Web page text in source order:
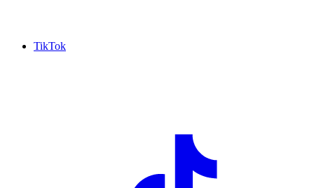
TikTok